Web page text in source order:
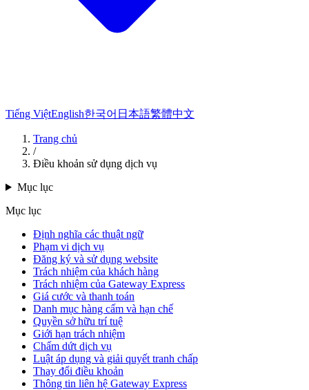
Tiếng ViệtEnglish한국어 日本語繁體中文
Trang chủ
/
Điều khoản sử dụng dịch vụ
Mục lục
Mục lục
Định nghĩa các thuật ngữ
Phạm vi dịch vụ
Đăng ký và sử dụng website
Trách nhiệm của khách hàng
Trách nhiệm của Gateway Express
Giá cước và thanh toán
Danh mục hàng cấm và hạn chế
Quyền sở hữu trí tuệ
Giới hạn trách nhiệm
Chấm dứt dịch vụ
Luật áp dụng và giải quyết tranh chấp
Thay đổi điều khoản
Thông tin liên hệ Gateway Express